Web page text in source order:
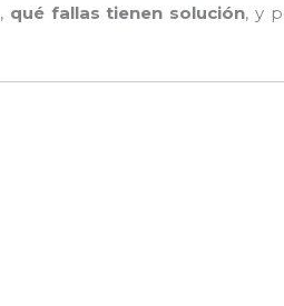
, qué fallas tienen solución, y